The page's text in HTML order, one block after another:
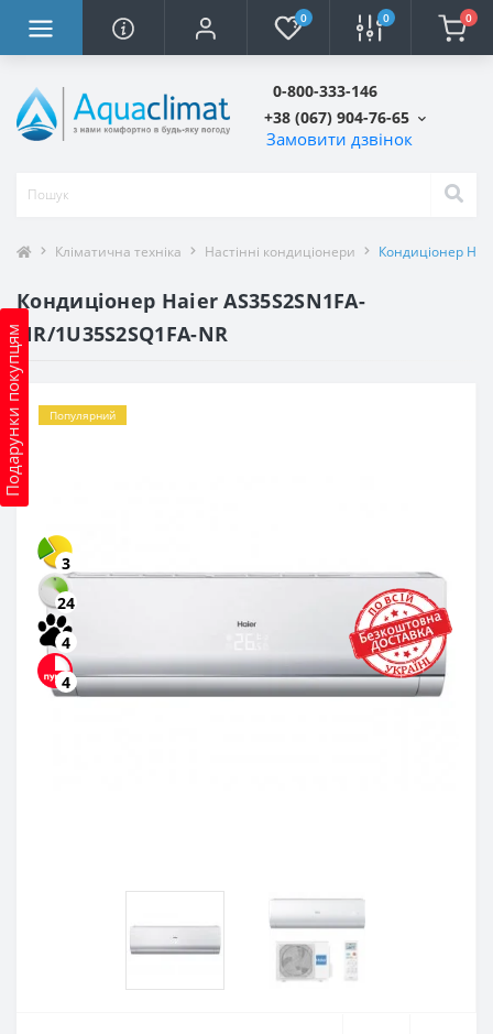
0 0 0
0-800-333-146
+38 (067) 904-76-65
Замовити дзвінок
Подарунки покупцям
Кліматична техніка Настінні кондиціонери Кондиціонер
Кондиціонер Haier AS35S2SN1FA-
NR/1U35S2SQ1FA-NR
Популярний
3
24
4
4